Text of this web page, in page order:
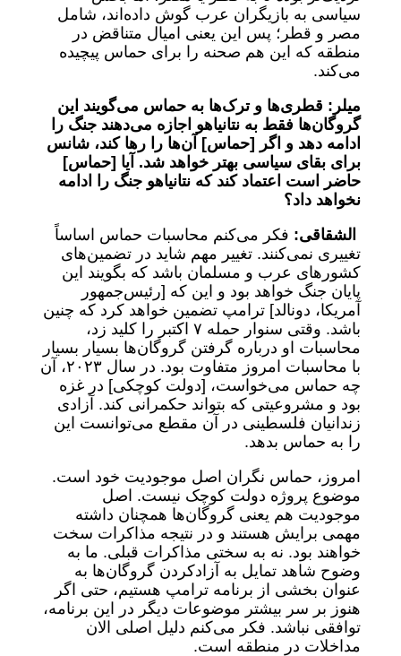
سیاسی به بازیگران عرب گوش داده‌اند، شامل
مصر و قطر؛ پس این یعنی امیال متناقض در
منطقه که این هم صحنه را برای حماس پیچیده
می‌کند.
میلر: قطری‌ها و ترک‌ها به حماس می‌گویند این
گروگان‌ها فقط به نتانیاهو اجازه می‌دهند جنگ را
ادامه دهد و اگر [حماس] آن‌ها را رها کند، شانس
برای بقای سیاسی بهتر خواهد شد. آیا [حماس]
حاضر است اعتماد کند که نتانیاهو جنگ را ادامه
نخواهد داد؟
الشقاقی: فکر می‌کنم محاسبات حماس اساساً
تغییری نمی‌کنند. تغییر مهم شاید در تضمین‌های
کشورهای عرب و مسلمان باشد که بگویند این
پایان جنگ خواهد بود و این که [رئیس‌جمهور
آمریکا، دونالد] ترامپ تضمین خواهد کرد که چنین
باشد. وقتی سنوار حمله ۷ اکتبر را کلید زد،
محاسبات او درباره گرفتن گروگان‌ها بسیار بسیار
با محاسبات امروز متفاوت بود. در سال ۲۰۲۳، آن
چه حماس می‌خواست، [دولت کوچکی] در غزه
بود و مشروعیتی که بتواند حکمرانی کند. آزادی
زندانیان فلسطینی در آن مقطع می‌توانست این
را به حماس بدهد.
امروز، حماس نگران اصل موجودیت خود است.
موضوع پروژه دولت کوچک نیست. اصل
موجودیت هم یعنی گروگان‌ها همچنان داشته
مهمی برایش هستند و در نتیجه مذاکرات سخت
خواهند بود. نه به سختی مذاکرات قبلی. ما به
وضوح شاهد تمایل به آزادکردن گروگان‌ها به
عنوان بخشی از برنامه ترامپ هستیم، حتی اگر
هنوز بر سر بیشتر موضوعات دیگر در این برنامه،
توافقی نباشد. فکر می‌کنم دلیل اصلی الان
مداخلات در منطقه است.